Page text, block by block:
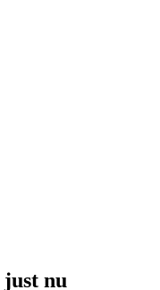
just nu